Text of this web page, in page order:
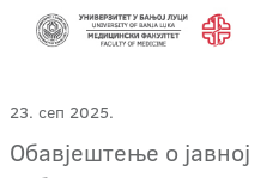
23. сеп 2025.
Обавјештење о јавној